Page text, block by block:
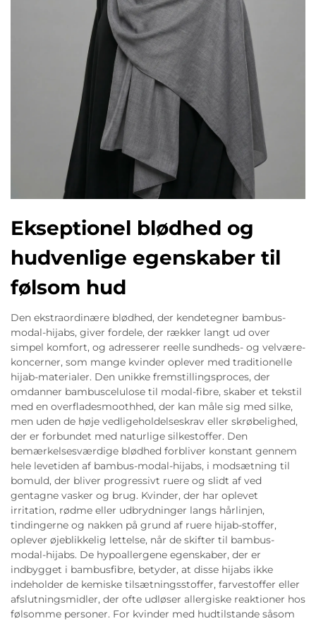
Ekseptionel blødhed og
hudvenlige egenskaber til
følsom hud
Den ekstraordinære blødhed, der kendetegner bambus-
modal-hijabs, giver fordele, der rækker langt ud over
simpel komfort, og adresserer reelle sundheds- og velvære-
koncerner, som mange kvinder oplever med traditionelle
hijab-materialer. Den unikke fremstillingsproces, der
omdanner bambuscelulose til modal-fibre, skaber et tekstil
med en overfladesmoothhed, der kan måle sig med silke,
men uden de høje vedligeholdelseskrav eller skrøbelighed,
der er forbundet med naturlige silkestoffer. Den
bemærkelsesværdige blødhed forbliver konstant gennem
hele levetiden af bambus-modal-hijabs, i modsætning til
bomuld, der bliver progressivt ruere og slidt af ved
gentagne vasker og brug. Kvinder, der har oplevet
irritation, rødme eller udbrydninger langs hårlinjen,
tindingerne og nakken på grund af ruere hijab-stoffer,
oplever øjeblikkelig lettelse, når de skifter til bambus-
modal-hijabs. De hypoallergene egenskaber, der er
indbygget i bambusfibre, betyder, at disse hijabs ikke
indeholder de kemiske tilsætningsstoffer, farvestoffer eller
afslutningsmidler, der ofte udløser allergiske reaktioner hos
følsomme personer. For kvinder med hudtilstande såsom